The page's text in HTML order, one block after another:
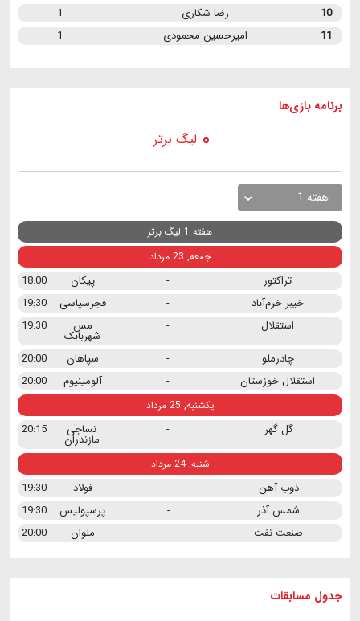
10
رضا شکاری
1
11
امیرحسین محمودی 1
برنامه بازی ها
لیگ برتر
هفته 1
هفته 1 لیگ برتر
جمعه, 23 مرداد
تراکتور - پیکان
18:00
خیبر خرم‌آباد
- فجرسپاسی
19:30
استقلال
- مس
شهربابک
19:30
چادرملو
- سپاهان
20:00
استقلال خوزستان
- آلومینیوم 20:00
یکشنبه, 25 مرداد
گل گهر - نساجی
مازندران
20:15
شنبه, 24 مرداد
ذوب آهن - فولاد
19:30
شمس آذر
- پرسپولیس
19:30
صنعت نفت
- ملوان 20:00
جدول مسابقات